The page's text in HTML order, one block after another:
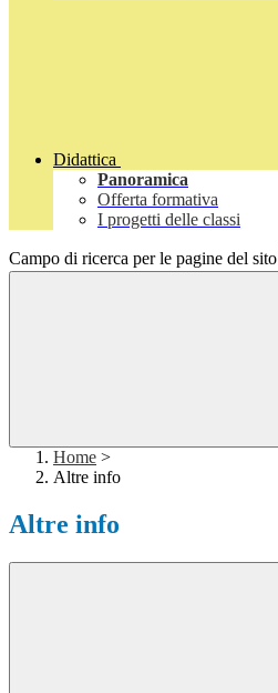
Didattica
Panoramica
Offerta formativa
I progetti delle classi
Campo di ricerca per le pagine del sito
Home >
Altre info
Altre info